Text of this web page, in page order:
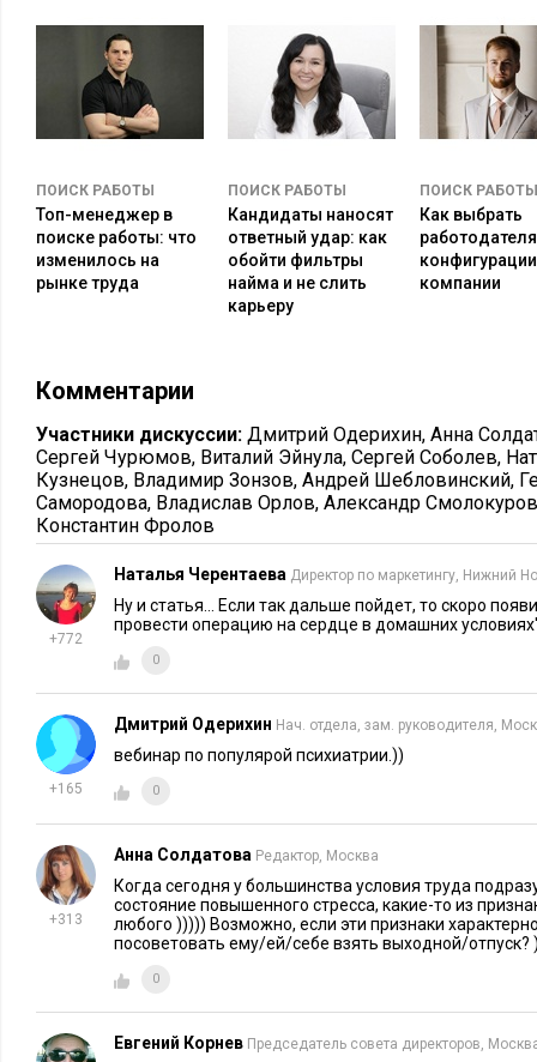
ПОИСК РАБОТЫ
Топ-менеджер в
поиске работы: что
изменилось на
рынке труда
ПОИСК РАБОТЫ
Кандидаты наносят
ответный удар: как
обойти фильтры
найма и не слить
карьеру
ПОИСК РАБОТЫ
Как выбрать
конфигурации
компании
Комментарии
Участники дискуссии: Дмитрий Одерихин, Анна
Сергей Чурюмов, Виталий Эйнула, Сергей Соболев,
Кузнецов, Владимир Зонзов, Андрей Шебловинский,
Самородова, Владислав Орлов, Александр Смолокуров
Константин Фролов
+772
Наталья Черентаева Директор по маркетингу, Нижний
Ну и статья... Если так дальше пойдет, то скоро
провести операцию на сердце в домашних
0
+165
Дмитрий Одерихин Нач. отдела, зам. руководителя,
вебинар по популярой психиатрии.))
0
+313
Анна Солдатова Редактор, Москва
Когда сегодня у большинства условия труда
состояние повышенного стресса, какие-то из
любого ))))) Возможно, если эти признаки
посоветовать ему/ей/себе взять выходной/отпуск?
0
Евгений Корнев Председатель совета директоров,